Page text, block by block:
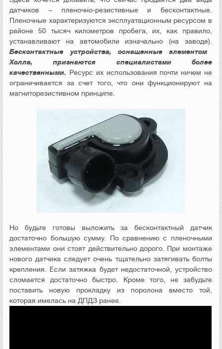
датчиков – пленочно-резистивные и бесконтактные.
Пленочные характеризуются эксплуатационным ресурсом в
районе 50 тысяч километров пробега, их, как правило,
устанавливают на автомобили изначально (на заводе).
Бесконтактные устройства, оснащенные элементом
Холла, признаются специалистами более
качественными. Ресурс их использования почти ничем не
ограничивается за счет того, что они функционируют на
магниторезистивном принципе.
Но будьте готовы выложить за бесконтактный датчик
достаточно большую сумму. По сравнению с пленочными
элементами они стоят действительно дорого. При монтаже
нового датчика следует очень тщательно затягивать болты
крепления. Если затяжка будет недостаточной, устройство
сломается достаточно быстро. Кроме того, не забудьте
поставить новую прокладку из поролона вместо той,
которая имелась на ДПДЗ ранее.